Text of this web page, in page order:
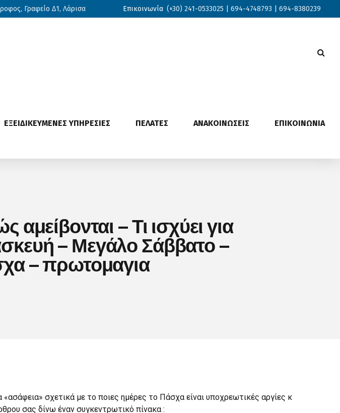
Γραφείο Δ1, Λάρισα Επικοινωνία (+30) 241-0533025 | 694-4748793 | 694-8380239
ΕΞΕΙΔΙΚΕΥΜΕΝΕΣ ΥΠΗΡΕΣΙΕΣ ΠΕΛΑΤΕΣ ΑΝΑΚΟΙΝΩΣΕΙΣ ΕΠΙΚΟΙΝΩΝΙΑ
– Τι ισχύει για
– Μεγάλο Σάββατο –
– πρωτομαγια
σχετικά με το ποιες ημέρες το Πάσχα είναι υποχρεωτικές αργίες κ
σας δίνω έναν συγκεντρωτικό πίνακα :